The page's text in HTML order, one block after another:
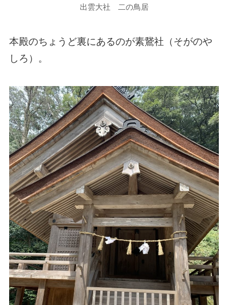
出雲大社 二の鳥居
本殿のちょうど裏にあるのが素鵞社（そがのや
しろ）。